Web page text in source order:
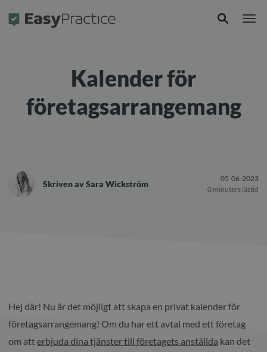
Framsida
Kalender för
företagsarrangemang
Skriven avSara Wickström
05-06-2023
0 minuters lästid
Hej där! Nu är det möjligt att skapa en privat kalender för
företagsarrangemang! Om du har ett avtal med ett företag
om atterbjuda dina tjänster till företagets anställda kan det